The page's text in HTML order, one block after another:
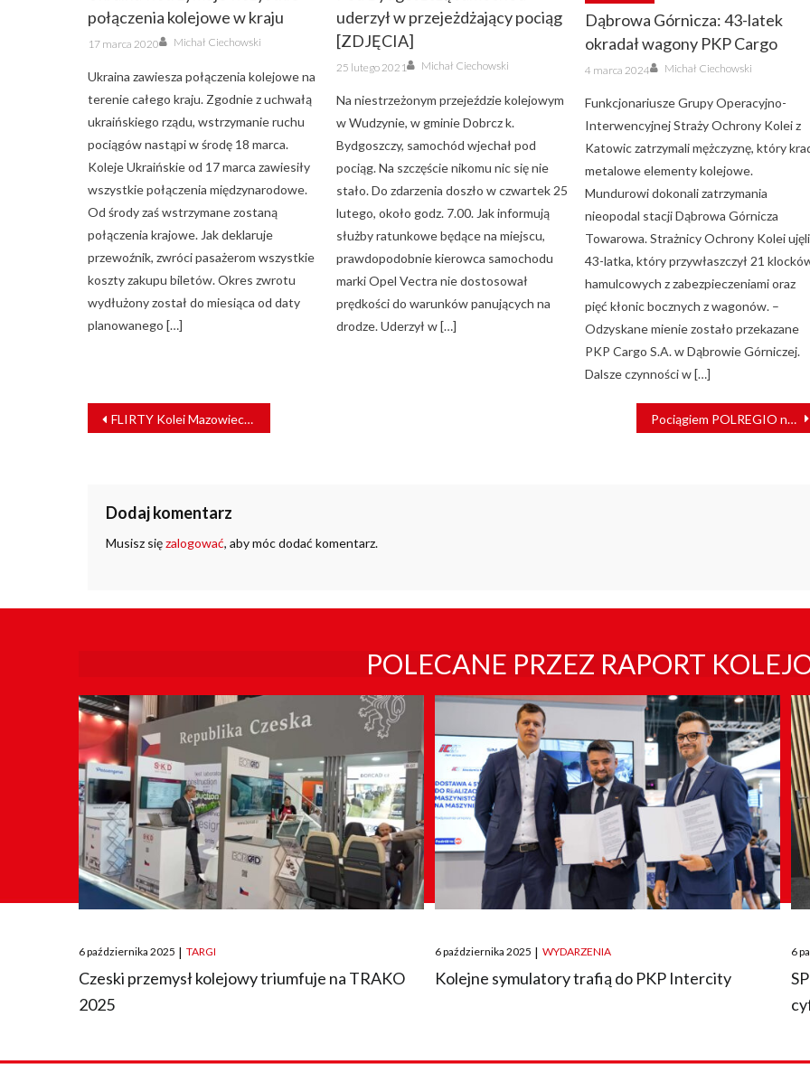
połączenia kolejowe w kraju
Posted
on
17 marca 2020 Author
Michał Ciechowski
Ukraina zawiesza połączenia kolejowe na
terenie całego kraju. Zgodnie z uchwałą
ukraińskiego rządu, wstrzymanie ruchu
pociągów nastąpi w środę 18 marca.
Koleje Ukraińskie od 17 marca zawiesiły
wszystkie połączenia międzynarodowe.
Od środy zaś wstrzymane zostaną
połączenia krajowe. Jak deklaruje
przewoźnik, zwróci pasażerom wszystkie
koszty zakupu biletów. Okres zwrotu
wydłużony został do miesiąca od daty
planowanego […]
uderzył w przejeżdżający pociąg
[ZDJĘCIA]
Posted
on
25 lutego 2021 Author
Michał Ciechowski
Na niestrzeżonym przejeździe kolejowym
w Wudzynie, w gminie Dobrcz k.
Bydgoszczy, samochód wjechał pod
pociąg. Na szczęście nikomu nic się nie
stało. Do zdarzenia doszło w czwartek 25
lutego, około godz. 7.00. Jak informują
służby ratunkowe będące na miejscu,
prawdopodobnie kierowca samochodu
marki Opel Vectra nie dostosował
prędkości do warunków panujących na
drodze. Uderzył w […]
Dąbrowa Górnicza: 43-latek
okradał wagony PKP Cargo
Posted
on
4 marca 2024 Author
Michał Ciechowski
Funkcjonariusze Grupy Operacyjno-
Interwencyjnej Straży Ochrony Kolei z
Katowic zatrzymali mężczyznę, który
metalowe elementy kolejowe.
Mundurowi dokonali zatrzymania
nieopodal stacji Dąbrowa Górnicza
Towarowa. Strażnicy Ochrony Kolei ujęli
43-latka, który przywłaszczył 21
hamulcowych z zabezpieczeniami oraz
pięć kłonic bocznych z wagonów. –
Odzyskane mienie zostało przekazane
PKP Cargo S.A. w Dąbrowie Górniczej.
Dalsze czynności w […]
NAWIGACJA
WPISU
FLIRTY Kolei Mazowieckich wyposażone zostaną w niezawodne napędy Pociągiem POLREGIO na bożonarodzeniowe jarmarki
Dodaj komentarz
Musisz sięzalogować, aby móc dodać komentarz.
POLECANE PRZEZ RAPORT
Posted
on
6 października 2025 | TARGI
Czeski przemysł kolejowy triumfuje na TRAKO
2025
Posted
on
6 października 2025 | WYDARZENIA
Kolejne symulatory trafią do PKP Intercity
on
6